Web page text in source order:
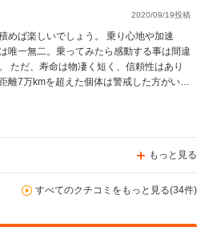
2020/09/19投稿
めば楽しいでしょう。 乗り心地や加速
唯一無二。乗ってみたら感動する事は間違
ただ、寿命は物凄く短く、信頼性はあり
離7万kmを超えた個体は警戒した方がいい
しての機能を果たさなくなります。それを
者の対応も最悪で、それらも含め、キング
な疫病神だと感じ、関わると金ばかり出て
のでさっさと手を切りました。 ジャガー
もっと見る
すべてのクチコミをもっと見る(34件)